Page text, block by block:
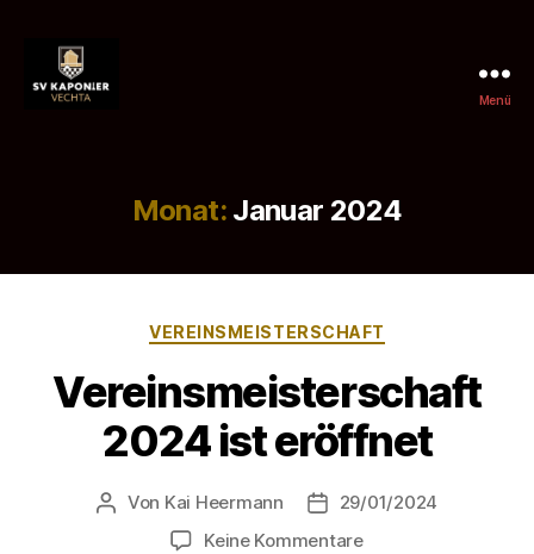
Menü
Monat: Januar 2024
Kategorien
VEREINSMEISTERSCHAFT
Vereinsmeisterschaft
2024 ist eröffnet
Beitragsautor
Von Kai Heermann Beitragsdatum
29/01/2024
Keine Kommentarezu